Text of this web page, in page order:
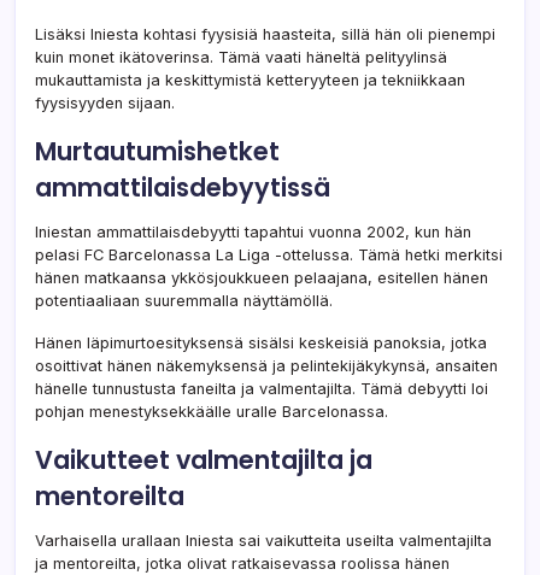
Lisäksi Iniesta kohtasi fyysisiä haasteita, sillä hän oli pienempi
kuin monet ikätoverinsa. Tämä vaati häneltä pelityylinsä
mukauttamista ja keskittymistä ketteryyteen ja tekniikkaan
fyysisyyden sijaan.
Murtautumishetket
ammattilaisdebyytissä
Iniestan ammattilaisdebyytti tapahtui vuonna 2002, kun hän
pelasi FC Barcelonassa La Liga -ottelussa. Tämä hetki merkitsi
hänen matkaansa ykkösjoukkueen pelaajana, esitellen hänen
potentiaaliaan suuremmalla näyttämöllä.
Hänen läpimurtoesityksensä sisälsi keskeisiä panoksia, jotka
osoittivat hänen näkemyksensä ja pelintekijäkykynsä, ansaiten
hänelle tunnustusta faneilta ja valmentajilta. Tämä debyytti loi
pohjan menestyksekkäälle uralle Barcelonassa.
Vaikutteet valmentajilta ja
mentoreilta
Varhaisella urallaan Iniesta sai vaikutteita useilta valmentajilta
ja mentoreilta, jotka olivat ratkaisevassa roolissa hänen